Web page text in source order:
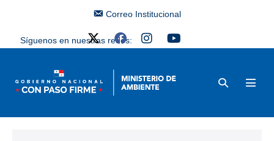
Correo Institucional
Síguenos en nuestras redes: